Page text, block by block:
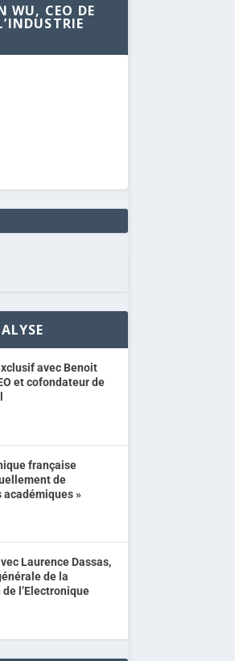
WU, CEO DE
avec Benoit
et cofondateur de
française
de
»
Laurence Dassas,
de la
l’Electronique